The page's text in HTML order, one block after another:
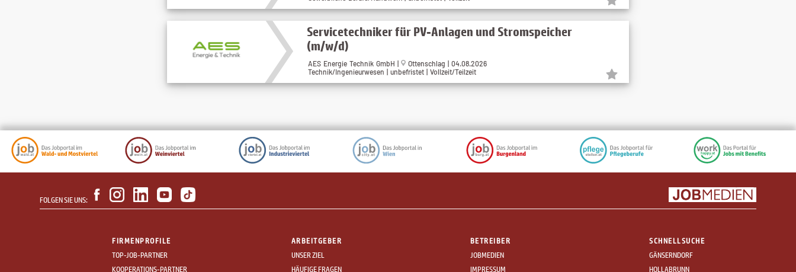
Servicetechniker für PV-Anlagen und Stromspeicher
(m/w/d)
AES Energie Technik GmbH |
Ottenschlag | 04.08.2026
Technik/Ingenieurwesen | unbefristet | Vollzeit/Teilzeit
FOLGEN SIE UNS:
FIRMENPROFILE
TOP-JOB-PARTNER
KOOPERATIONS-PARTNER
ARBEITGEBER
UNSER ZIEL
HÄUFIGE FRAGEN
BETREIBER
JOBMEDIEN
IMPRESSUM
SCHNELLSUCHE
GÄNSERNDORF
HOLLABRUNN